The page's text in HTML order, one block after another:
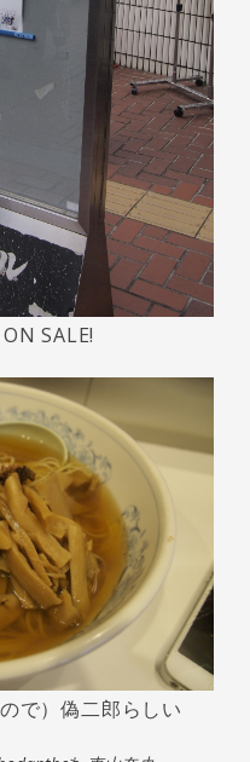
SALE!
で）偽二郎らしい